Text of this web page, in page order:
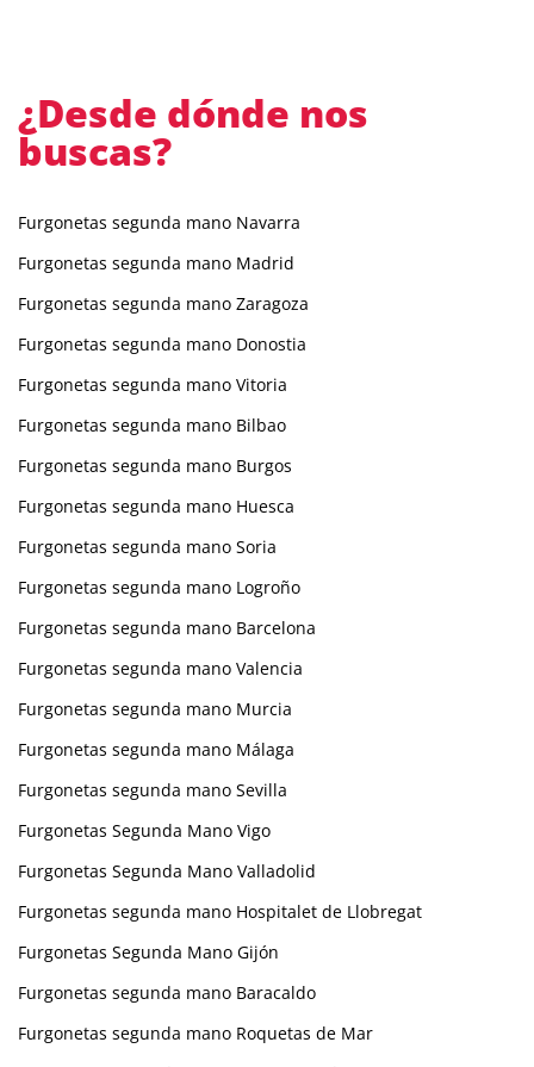
¿Desde dónde nos
buscas?
Furgonetas segunda mano Navarra
Furgonetas segunda mano Madrid
Furgonetas segunda mano Zaragoza
Furgonetas segunda mano Donostia
Furgonetas segunda mano Vitoria
Furgonetas segunda mano Bilbao
Furgonetas segunda mano Burgos
Furgonetas segunda mano Huesca
Furgonetas segunda mano Soria
Furgonetas segunda mano Logroño
Furgonetas segunda mano Barcelona
Furgonetas segunda mano Valencia
Furgonetas segunda mano Murcia
Furgonetas segunda mano Málaga
Furgonetas segunda mano Sevilla
Furgonetas Segunda Mano Vigo
Furgonetas Segunda Mano Valladolid
Furgonetas segunda mano Hospitalet de Llobregat
Furgonetas Segunda Mano Gijón
Furgonetas segunda mano Baracaldo
Furgonetas segunda mano Roquetas de Mar